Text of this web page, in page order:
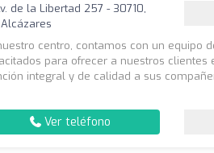
de la Libertad 257 - 30710,
centro, contamos con un equipo
para ofrecer a nuestros clientes
integral y de calidad a sus
Ver teléfono